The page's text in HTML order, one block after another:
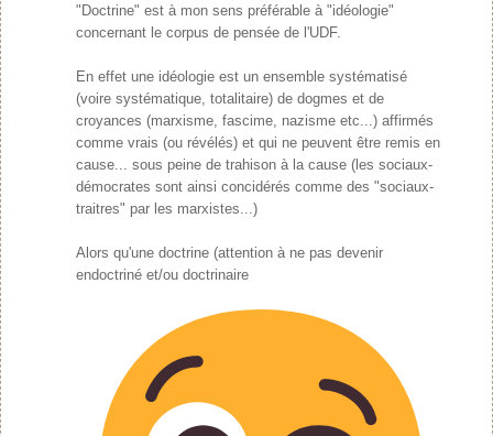
"Doctrine" est à mon sens préférable à "idéologie"
concernant le corpus de pensée de l'UDF.
En effet une idéologie est un ensemble systématisé
(voire systématique, totalitaire) de dogmes et de
croyances (marxisme, fascime, nazisme etc...) affirmés
comme vrais (ou révélés) et qui ne peuvent être remis en
cause... sous peine de trahison à la cause (les sociaux-
démocrates sont ainsi concidérés comme des "sociaux-
traitres" par les marxistes...)
Alors qu'une doctrine (attention à ne pas devenir
endoctriné et/ou doctrinaire